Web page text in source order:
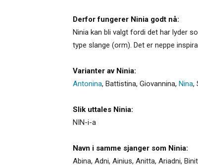
Derfor fungerer Ninia godt nå:
Ninia kan bli valgt fordi det har lyder
type slange (orm). Det er neppe
Varianter av Ninia:
Antonina, Battistina, Giovannina, Nina,
Slik uttales Ninia:
NIN-i-a
Navn i samme sjanger som Ninia:
Abina, Adni, Ainius, Anitta, Ariadni,